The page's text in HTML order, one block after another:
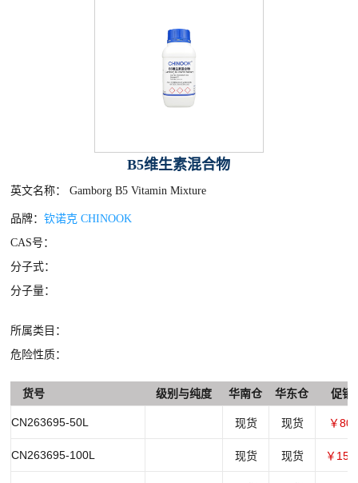
B5维生素混合物
英文名称： Gamborg B5 Vitamin Mixture
品牌：钦诺克 CHINOOK
CAS号：
分子式：
分子量：
所属类目：
危险性质：
货号 级别与纯度 华南仓 华东仓 促销
CN263695-50L 现货 现货 ￥
CN263695-100L 现货 现货 ￥